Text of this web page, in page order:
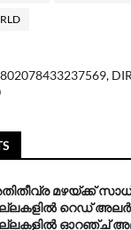
മഴയ്ക്ക്
റെഡ്
ഓറഞ്ച്